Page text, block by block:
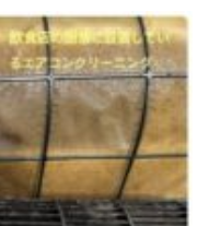
グ
気清浄機クリーニング
の他のお掃除